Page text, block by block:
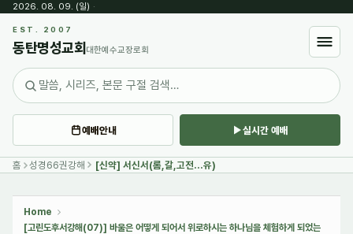
2026. 08. 09. (일) ·
EST. 2007
동탄명성교회 대한예수교장로회
예배안내 실시간 예배
홈 성경66권강해 [신약] 서신서(롬,갈,고전...유)
Home
[고린도후서강해(07)] 바울은 어떻게 되어서 위로하시는 하나님을 체험하게 되었는
Sketchbook5, 스케치북5
Sketchbook5, 스케치북5